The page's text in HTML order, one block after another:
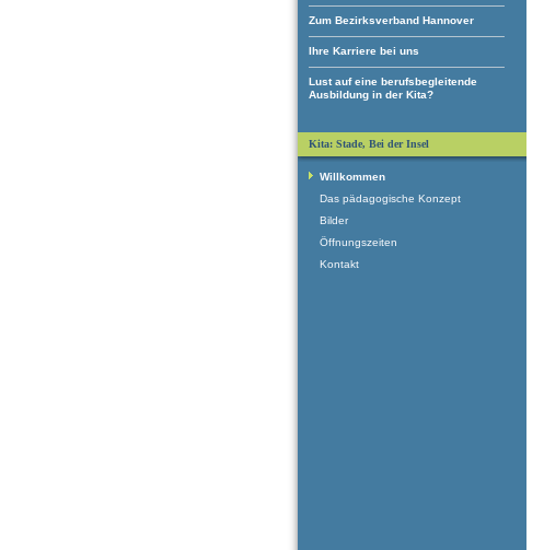
Zum Bezirksverband Hannover
Ihre Karriere bei uns
Lust auf eine berufsbegleitende
Ausbildung in der Kita?
Kita: Stade, Bei der Insel
Willkommen
Das pädagogische Konzept
Bilder
Öffnungszeiten
Kontakt